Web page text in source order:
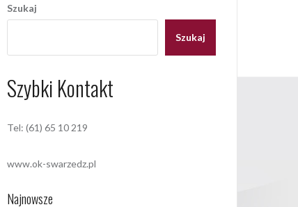
Szukaj
Szukaj
Szybki Kontakt
Tel: (61) 65 10 219
www.ok-swarzedz.pl
Najnowsze